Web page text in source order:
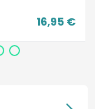
16,95 €